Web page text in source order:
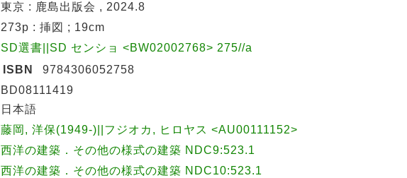
東京 : 鹿島出版会 , 2024.8
273p : 挿図 ; 19cm
SD選書||SD センショ <BW02002768> 275//a
ISBN
9784306052758
BD08111419
日本語
藤岡, 洋保(1949-)||フジオカ, ヒロヤス <AU00111152>
西洋の建築．その他の様式の建築 NDC9:523.1
西洋の建築．その他の様式の建築 NDC10:523.1